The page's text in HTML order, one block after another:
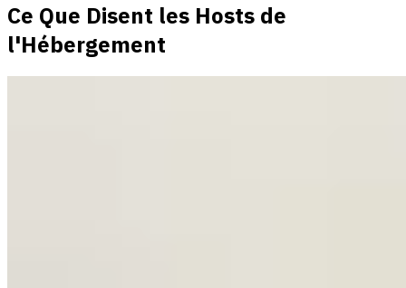
Ce Que Disent les Hosts de
l'Hébergement